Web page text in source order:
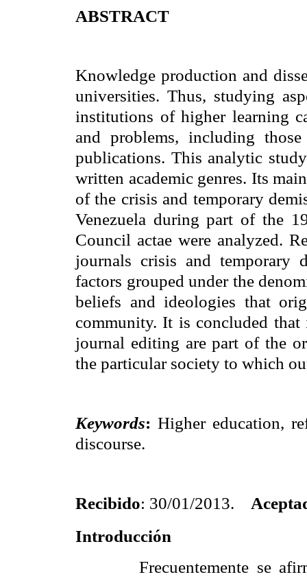
ABSTRACT
Knowledge production and
universities. Thus, studying
institutions of higher learning
and problems, including
publications. This analytic
written academic genres. Its
of the crisis and temporary
Venezuela during part of the
Council actae were analyzed.
journals crisis and
factors grouped under the
beliefs and ideologies that
community. It is concluded that
journal editing are part of the
the particular society to which
Keywords:Higher education,
discourse.
Recibido: 30/01/2013.
Introducción
Frecuentemente se